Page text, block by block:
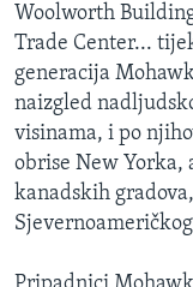
Woolworth
Trade Center...
generacija
naizgled
visinama, i po
obrise New
kanadskih